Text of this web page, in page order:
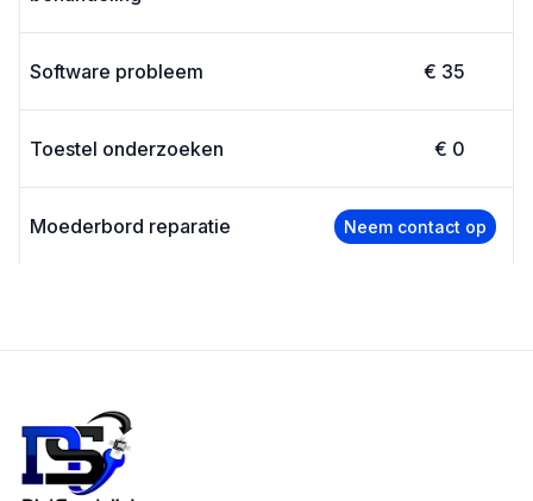
Software probleem € 35
Toestel onderzoeken € 0
Moederbord reparatie Neem contact op